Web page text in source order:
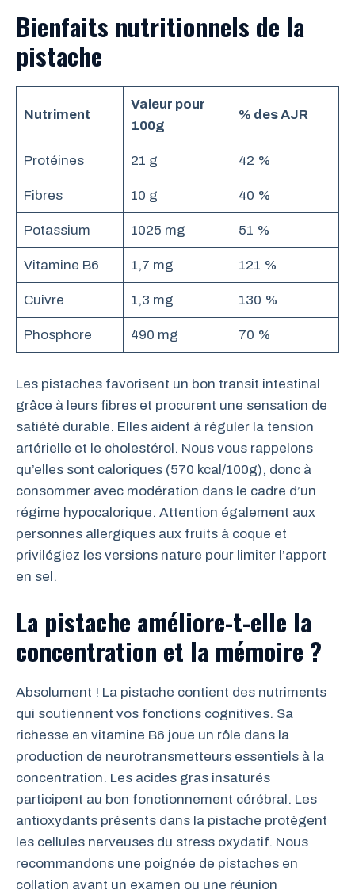
Bienfaits nutritionnels de la
pistache
Nutriment
Valeur pour
100g
% des AJR
Protéines 21 g 42 %
Fibres 10 g 40 %
Potassium 1025 mg 51 %
Vitamine B6 1,7 mg 121 %
Cuivre 1,3 mg 130 %
Phosphore 490 mg 70 %
Les pistaches favorisent un bon transit intestinal
grâce à leurs fibres et procurent une sensation de
satiété durable. Elles aident à réguler la tension
artérielle et le cholestérol. Nous vous rappelons
qu’elles sont caloriques (570 kcal/100g), donc à
consommer avec modération dans le cadre d’un
régime hypocalorique. Attention également aux
personnes allergiques aux fruits à coque et
privilégiez les versions nature pour limiter l’apport
en sel.
La pistache améliore-t-elle la
concentration et la mémoire ?
Absolument ! La pistache contient des nutriments
qui soutiennent vos fonctions cognitives. Sa
richesse en vitamine B6 joue un rôle dans la
production de neurotransmetteurs essentiels à la
concentration. Les acides gras insaturés
participent au bon fonctionnement cérébral. Les
antioxydants présents dans la pistache protègent
les cellules nerveuses du stress oxydatif. Nous
recommandons une poignée de pistaches en
collation avant un examen ou une réunion